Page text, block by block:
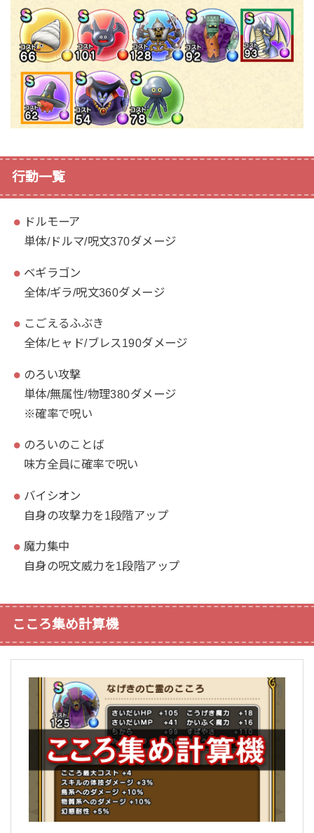
行動一覧
ドルモーア
単体/ドルマ/呪文370ダメージ
ベギラゴン
全体/ギラ/呪文360ダメージ
こごえるふぶき
全体/ヒャド/ブレス190ダメージ
のろい攻撃
単体/無属性/物理380ダメージ
※確率で呪い
のろいのことば
味方全員に確率で呪い
バイシオン
自身の攻撃力を1段階アップ
魔力集中
自身の呪文威力を1段階アップ
こころ集め計算機